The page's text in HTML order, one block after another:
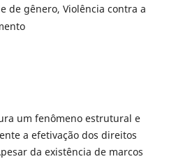
de gênero, Violência contra a
um fenômeno estrutural e
a efetivação dos direitos
da existência de marcos